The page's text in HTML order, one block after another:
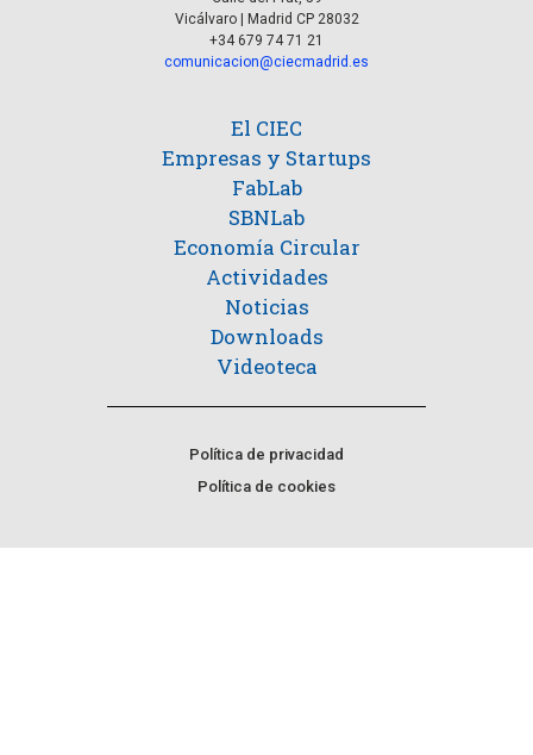
Vicálvaro | Madrid CP 28032
+34 679 74 71 21
comunicacion@ciecmadrid.es
El CIEC
Empresas y Startups
FabLab
SBNLab
Economía Circular
Actividades
Noticias
Downloads
Videoteca
Política de privacidad
Política de cookies